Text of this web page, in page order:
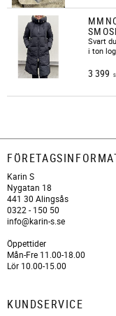
Svart
i ton
3 399
Karin S
Nygatan 18
441 30 Alingsås
0322 - 150 50
info@karin-s.se
Öppettider
Mån-Fre 11.00-18.00
Lör 10.00-15.00
KUNDSERVICE